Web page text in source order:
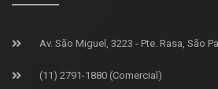
Av. São Miguel, 3223 - Pte. Rasa, São
(11) 2791-1880 (Comercial)